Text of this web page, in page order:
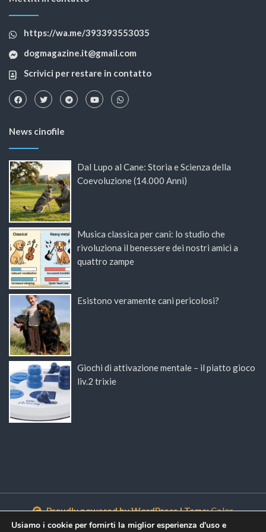
https://wa.me/393393553035
dogmagazine.it@gmail.com
Scrivici per restare in contatto
News cinofile
Dal Lupo al Cane: Storia e Scienza della
Coevoluzione (14.000 Anni)
Musica classica per cani: lo studio che
rivoluziona il benessere dei nostri amici a
quattro zampe
Esistono veramente cani pericolosi?
Giochi di attivazione mentale – il piatto gioco
liv.2 trixie
Proudly powered by WordPress|Tema:Color
NewsMagazine WordPress ThemediPostmagthemes
Usiamo i cookie per fornirti la miglior esperienza d'uso e